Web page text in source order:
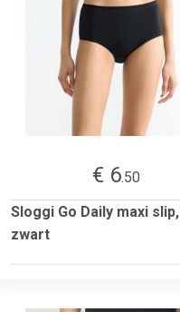
€ 6.50
Sloggi Go Daily maxi slip,
zwart